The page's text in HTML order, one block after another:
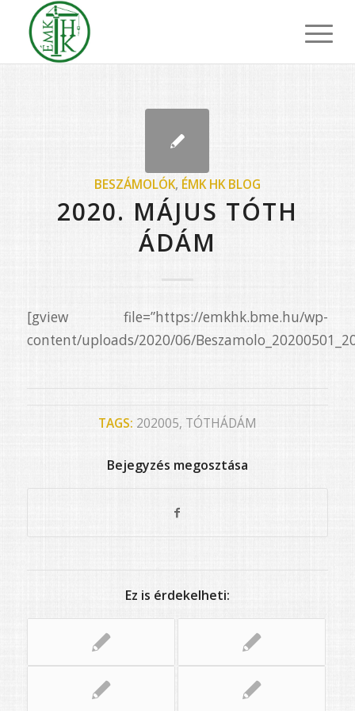
BESZÁMOLÓK, ÉMK HK BLOG
2020. MÁJUS TÓTH
ÁDÁM
[gview file=”https://emkhk.bme.hu/wp-
content/uploads/2020/06/
TAGS: 202005, TÓTHÁDÁM
Bejegyzés megosztása
Ez is érdekelheti: